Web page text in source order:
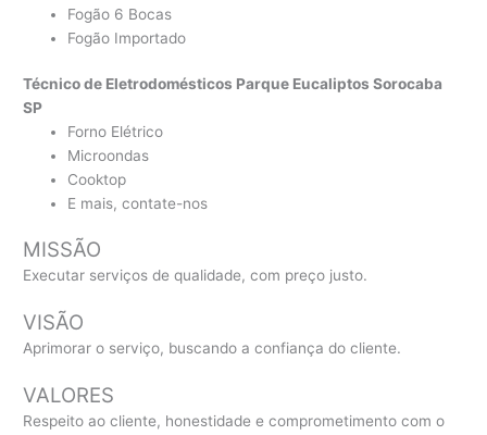
Fogão 6 Bocas
Fogão Importado
Técnico de Eletrodomésticos Parque Eucaliptos Sorocaba
SP
Forno Elétrico
Microondas
Cooktop
E mais, contate-nos
MISSÃO
Executar serviços de qualidade, com preço justo.
VISÃO
Aprimorar o serviço, buscando a confiança do cliente.
VALORES
Respeito ao cliente, honestidade e comprometimento com o